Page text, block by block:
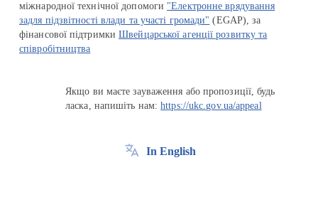
міжнародної технічної допомоги "Електронне врядування
задля підзвітності влади та участі громади" (EGAP), за
фінансової підтримкиШвейцарської агенції розвитку та
співробітництва
Якщо ви маєте зауваження або пропозиції, будь
ласка, напишіть нам:https://ukc.gov.ua/appeal
In English